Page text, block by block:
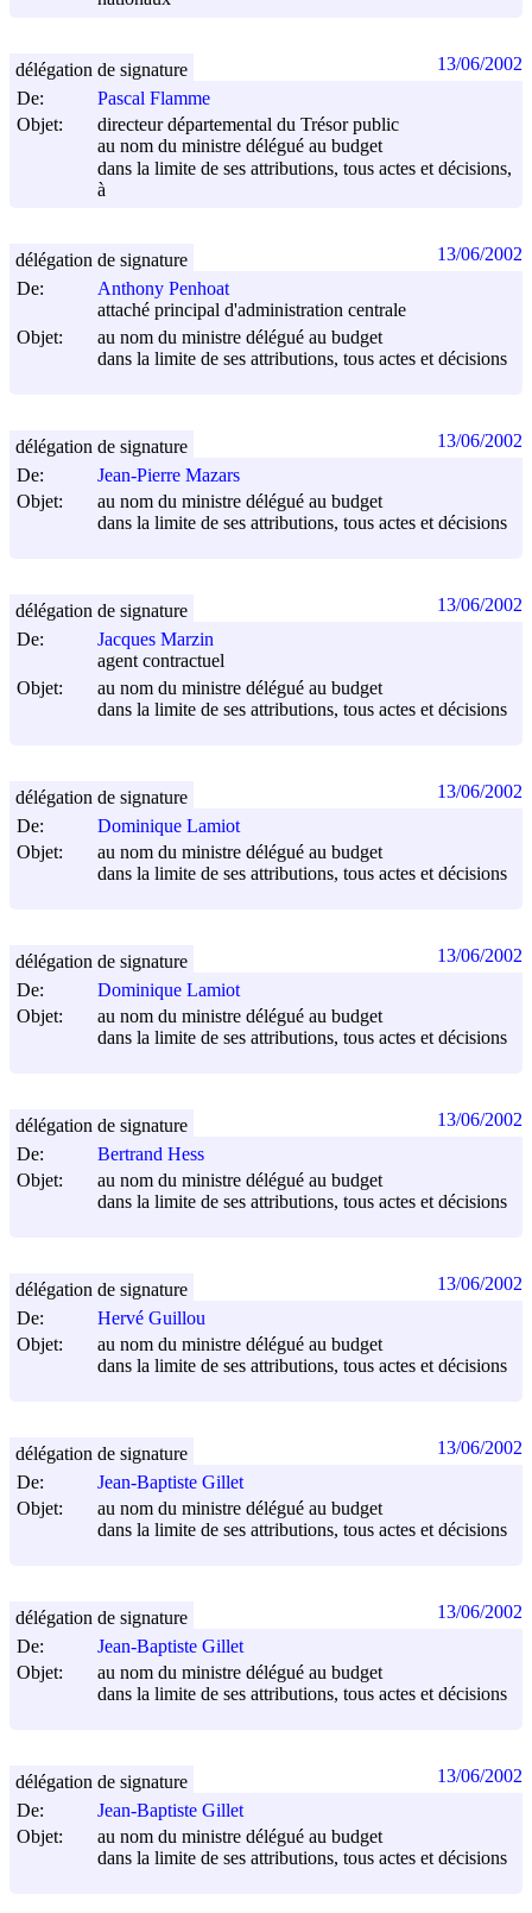
De:
Pascal Flamme
Objet:
directeur départemental du Trésor public
au nom du ministre délégué au budget
dans la limite de ses attributions, tous actes et décisions,
à
délégation de signature 13/06/2002
De:
Anthony Penhoat
attaché principal d'administration centrale
Objet:
au nom du ministre délégué au budget
dans la limite de ses attributions, tous actes et décisions
délégation de signature 13/06/2002
De:
Jean-Pierre Mazars
Objet:
au nom du ministre délégué au budget
dans la limite de ses attributions, tous actes et décisions
délégation de signature 13/06/2002
De:
Jacques Marzin
agent contractuel
Objet:
au nom du ministre délégué au budget
dans la limite de ses attributions, tous actes et décisions
délégation de signature 13/06/2002
De:
Dominique Lamiot
Objet:
au nom du ministre délégué au budget
dans la limite de ses attributions, tous actes et décisions
délégation de signature 13/06/2002
De:
Dominique Lamiot
Objet:
au nom du ministre délégué au budget
dans la limite de ses attributions, tous actes et décisions
délégation de signature 13/06/2002
De:
Bertrand Hess
Objet:
au nom du ministre délégué au budget
dans la limite de ses attributions, tous actes et décisions
délégation de signature 13/06/2002
De:
Hervé Guillou
Objet:
au nom du ministre délégué au budget
dans la limite de ses attributions, tous actes et décisions
délégation de signature 13/06/2002
De:
Jean-Baptiste Gillet
Objet:
au nom du ministre délégué au budget
dans la limite de ses attributions, tous actes et décisions
délégation de signature 13/06/2002
De:
Jean-Baptiste Gillet
Objet:
au nom du ministre délégué au budget
dans la limite de ses attributions, tous actes et décisions
délégation de signature 13/06/2002
De:
Jean-Baptiste Gillet
Objet:
au nom du ministre délégué au budget
dans la limite de ses attributions, tous actes et décisions
délégation de signature 13/06/2002